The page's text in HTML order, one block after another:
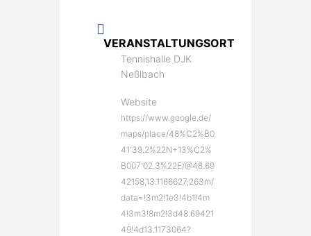
VERANSTALTUNGSORT
Tennishalle DJK
Neßlbach
Website
https://www.google.de/
maps/place/48%C2%B0
41'39.2%22N+13%C2%
B007'02.3%22E/@48.69
42158,13.1166627,263m/
data=!3m2!1e3!4b1!4m
4!3m3!8m2!3d48.69421
49!4d13.1173064?